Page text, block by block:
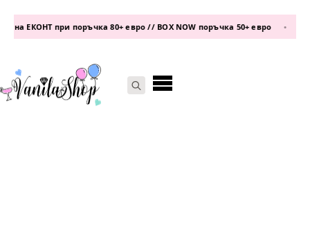
ЕКОНТ при поръчка 80+ евро // BOX NOW поръчка 50+ евро